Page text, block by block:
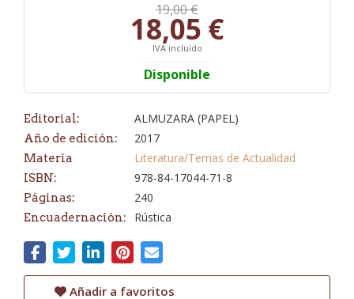
19,00 €
18,05 €
IVA incluido
Disponible
Editorial: ALMUZARA (PAPEL)
Año de edición: 2017
Materia Literatura/Temas de Actualidad
ISBN: 978-84-17044-71-8
Páginas: 240
Encuadernación: Rústica
Añadir a favoritos